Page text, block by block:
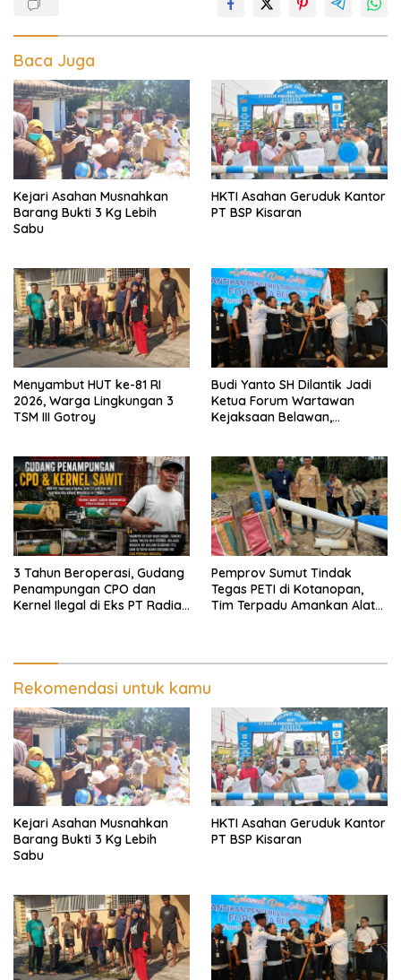
Baca Juga
Kejari Asahan Musnahkan
Barang Bukti 3 Kg Lebih
Sabu
HKTI Asahan Geruduk Kantor
PT BSP Kisaran
Menyambut HUT ke-81 RI
2026, Warga Lingkungan 3
TSM III Gotroy
Budi Yanto SH Dilantik Jadi
Ketua Forum Wartawan
Kejaksaan Belawan,
Pendampingan Hukum dan
Ekomoni Semua Anggota
3 Tahun Beroperasi, Gudang
Penampungan CPO dan
Kernel Ilegal di Eks PT Radian
Pemprov Sumut Tindak
Tegas PETI di Kotanopan,
Tim Terpadu Amankan Alat
Rekomendasi untuk kamu
Kejari Asahan Musnahkan
Barang Bukti 3 Kg Lebih
Sabu
HKTI Asahan Geruduk Kantor
PT BSP Kisaran